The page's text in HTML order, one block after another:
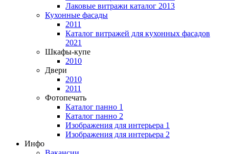
Лаковые витражи каталог 2013
Кухонные фасады
2011
Каталог витражей для кухонных фасадов
2021
Шкафы-купе
2010
Двери
2010
2011
Фотопечать
Каталог панно 1
Каталог панно 2
Изображения для интерьера 1
Изображения для интерьера 2
Инфо